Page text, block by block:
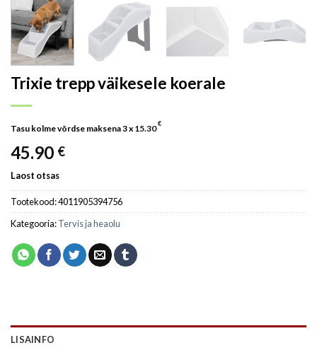
Trixie trepp väikesele koerale
Tasu kolme võrdse maksena 3 x 15.30
€
45.90 €
Laost otsas
Tootekood:4011905394756
Kategooria:Tervis ja heaolu
LISAINFO